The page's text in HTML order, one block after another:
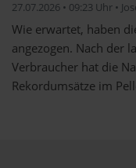
27.07.2026 • 09:23 Uhr •
Wie erwartet, haben
angezogen. Nach der
Verbraucher hat die
Rekordumsätze im